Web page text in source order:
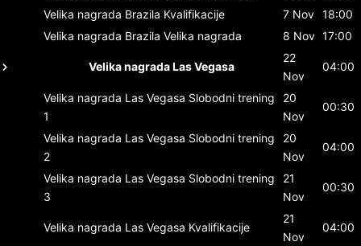
Velika nagrada Brazila Kvalifikacije 7 Nov 18:00
Velika nagrada Brazila Velika nagrada 8 Nov 17:00
Velika nagrada Las Vegasa
22
Nov
04:00
Velika nagrada Las Vegasa Slobodni trening
1
20
Nov
00:30
Velika nagrada Las Vegasa Slobodni trening
2
20
Nov
04:00
Velika nagrada Las Vegasa Slobodni trening
3
21
Nov
00:30
Velika nagrada Las Vegasa Kvalifikacije
21
Nov
04:00